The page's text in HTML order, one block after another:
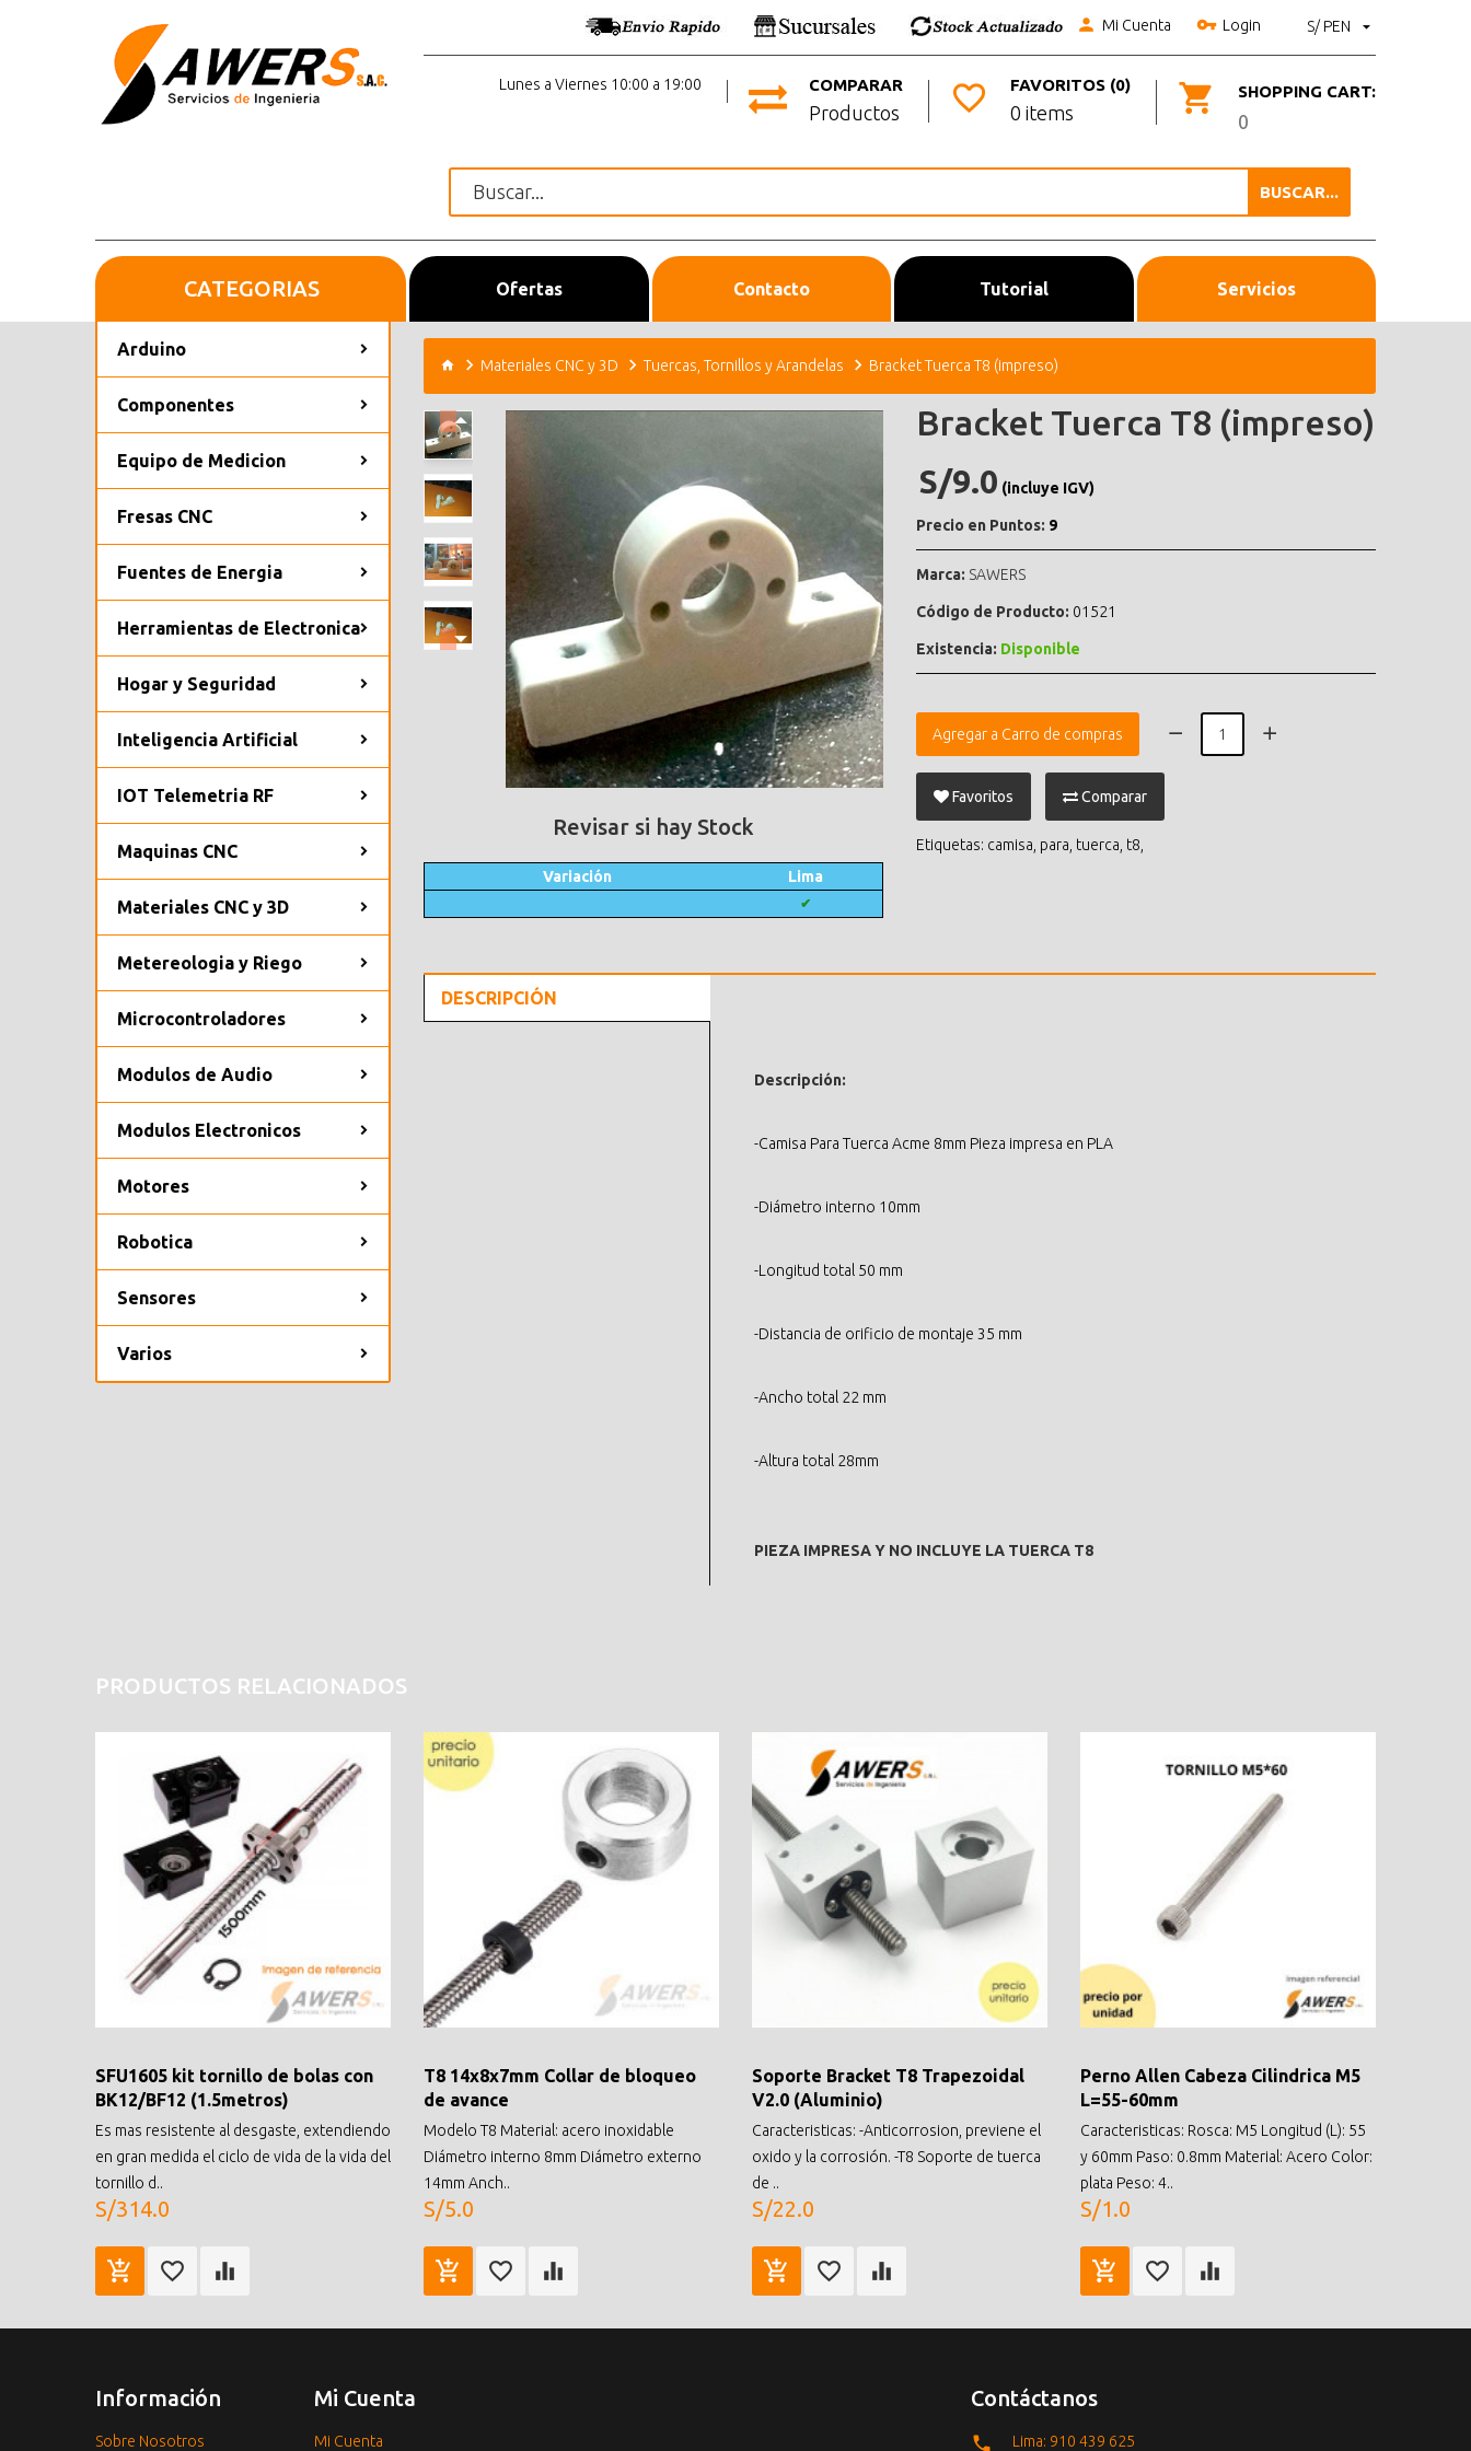
S/ PEN
Mi Cuenta Login
SHOPPING CART:
0
FAVORITOS (0)
0 items
COMPARAR
Productos
Lunes a Viernes 10:00 a 19:00
BUSCAR...
Inicio Ofertas Contacto Tutorial Servicios
CATEGORIAS
Arduino
Componentes
Equipo de Medicion
Fresas CNC
Fuentes de Energia
Herramientas de Electronica
Hogar y Seguridad
Inteligencia Artificial
IOT Telemetria RF
Maquinas CNC
Materiales CNC y 3D
Metereologia y Riego
Microcontroladores
Modulos de Audio
Modulos Electronicos
Motores
Robotica
Sensores
Varios
Materiales CNC y 3D Tuercas, Tornillos y Arandelas Bracket Tuerca T8 (impreso)
Revisar si hay Stock
Variación Lima
✔
Bracket Tuerca T8 (impreso)
S/9.0 (incluye IGV)
Precio en Puntos: 9
Marca: SAWERS
Código de Producto: 01521
Existencia: Disponible
Agregar a Carro de compras
Favoritos Comparar
Etiquetas: camisa para tuerca t8
DESCRIPCIÓN
Descripción:
-Camisa Para Tuerca Acme 8mm Pieza impresa en PLA
-Diámetro interno 10mm
-Longitud total 50 mm
-Distancia de orificio de montaje 35 mm
-Ancho total 22 mm
-Altura total 28mm
PIEZA IMPRESA Y NO INCLUYE LA TUERCA T8
PRODUCTOS RELACIONADOS
SFU1605 kit tornillo de bolas con
BK12/BF12 (1.5metros)
Es mas resistente al desgaste, extendiendo
en gran medida el ciclo de vida de la vida del
tornillo d..
S/314.0
T8 14x8x7mm Collar de bloqueo
de avance
Modelo T8 Material: acero inoxidable
Diámetro interno 8mm Diámetro externo
14mm Anch..
S/5.0
Soporte Bracket T8 Trapezoidal
V2.0 (Aluminio)
Caracteristicas: -Anticorrosion, previene el
oxido y la corrosión. -T8 Soporte de tuerca
de ..
S/22.0
Perno Allen Cabeza Cilindrica M5
L=55-60mm
Caracteristicas: Rosca: M5 Longitud (L): 55
y 60mm Paso: 0.8mm Material: Acero Color:
plata Peso: 4..
S/1.0
Información
Sobre Nosotros
Mi Cuenta
Mi Cuenta
Contáctanos
Lima: 910 439 625